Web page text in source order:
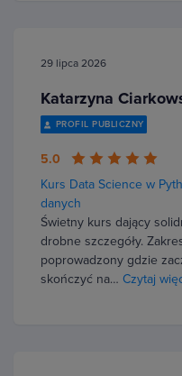
29 lipca 2026
Katarzyna
PROFIL PUBLICZNY
5.0
Kurs Data Science w
danych
Świetny kurs dający
drobne szczegóły.
poprowadzony gdzie
skończyć na… Czytaj